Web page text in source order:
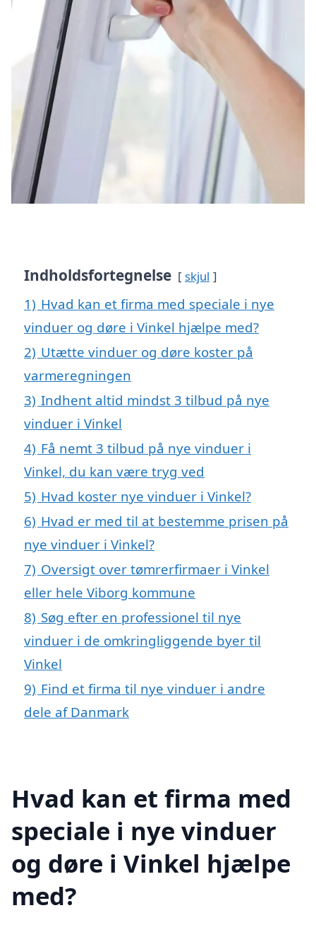
Indholdsfortegnelse skjul
1) Hvad kan et firma med speciale i nye
vinduer og døre i Vinkel hjælpe med?
2) Utætte vinduer og døre koster på
varmeregningen
3) Indhent altid mindst 3 tilbud på nye
vinduer i Vinkel
4) Få nemt 3 tilbud på nye vinduer i
Vinkel, du kan være tryg ved
5) Hvad koster nye vinduer i Vinkel?
6) Hvad er med til at bestemme prisen på
nye vinduer i Vinkel?
7) Oversigt over tømrerfirmaer i Vinkel
eller hele Viborg kommune
8) Søg efter en professionel til nye
vinduer i de omkringliggende byer til
Vinkel
9) Find et firma til nye vinduer i andre
dele af Danmark
Hvad kan et firma med
speciale i nye vinduer
og døre i Vinkel hjælpe
med?